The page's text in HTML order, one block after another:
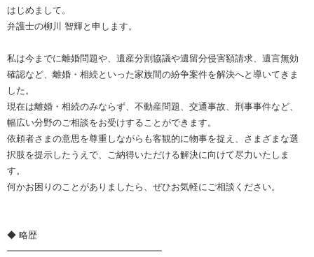
はじめまして。
弁護士の柳川 智輝と申します。
私は今までに離婚問題や、遺産分割協議や遺留分侵害額請求、遺言無効
確認など、離婚・相続といった家族間の紛争案件を解決へと導いてきま
した。
現在は離婚・相続のみならず、不動産問題、交通事故、刑事事件など、
幅広い分野のご相談をお受けすることができます。
依頼者さまの意思を尊重しながらも客観的に物事を捉え、さまざまな選
択肢を提示したうえで、ご納得いただける解決に向けて尽力いたしま
す。
何かお困りのことがありましたら、ぜひお気軽にご相談ください。
◆ 略歴
━━━━━━━━━━━━━━━━━